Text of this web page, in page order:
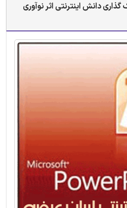
گذاری دانش اینترنتی اثر نوآوری